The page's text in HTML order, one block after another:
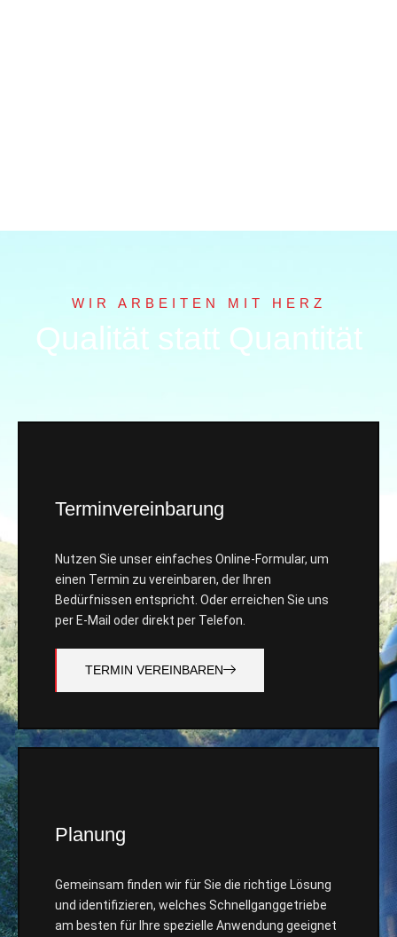
WIR ARBEITEN MIT HERZ
Qualität statt Quantität
Terminvereinbarung
Nutzen Sie unser einfaches Online-Formular, um
einen Termin zu vereinbaren, der Ihren
Bedürfnissen entspricht. Oder erreichen Sie uns
per E-Mail oder direkt per Telefon.
TERMIN VEREINBAREN
Planung
Gemeinsam finden wir für Sie die richtige Lösung
und identifizieren, welches Schnellganggetriebe
am besten für Ihre spezielle Anwendung geeignet